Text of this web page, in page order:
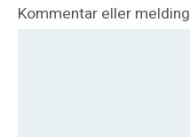
Kommentar eller melding